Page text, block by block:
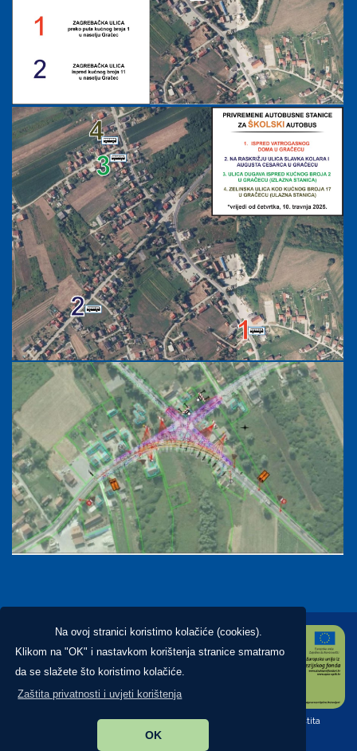
Na ovoj stranici koristimo kolačiće (cookies).
Klikom na "OK" i nastavkom korištenja stranice smatramo
da se slažete što koristimo kolačiće.
Zaštita privatnosti i uvjeti korištenja
OK
Copyright ©2026. Općina Brckovljani, All Rights Reserved |
Zaštita
privatnosti|Digitalna pristupačnost